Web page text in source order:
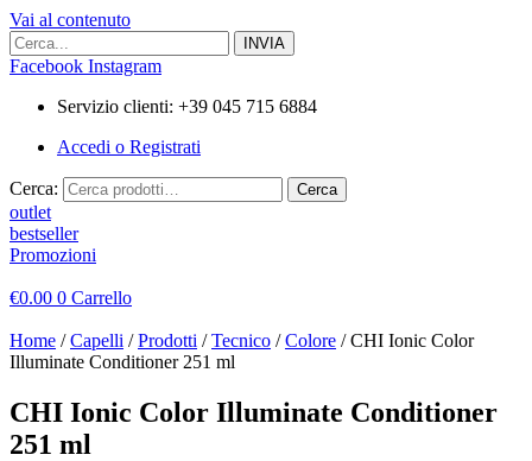
Vai al contenuto
Facebook Instagram
Servizio clienti: +39 045 715 6884
Accedi o Registrati
Cerca: Cerca
outlet
bestseller
Promozioni
€0.00 0 Carrello
Home /Capelli /Prodotti /Tecnico /Colore / CHI Ionic Color
Illuminate Conditioner 251 ml
CHI Ionic Color Illuminate Conditioner
251 ml